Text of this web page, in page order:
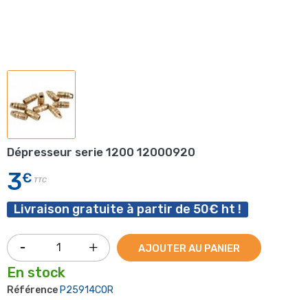
Dépresseur serie 1200 12000920
3€ TTC
Livraison gratuite à partir de 50€ ht !
AJOUTER AU PANIER
En stock
Référence P25914COR